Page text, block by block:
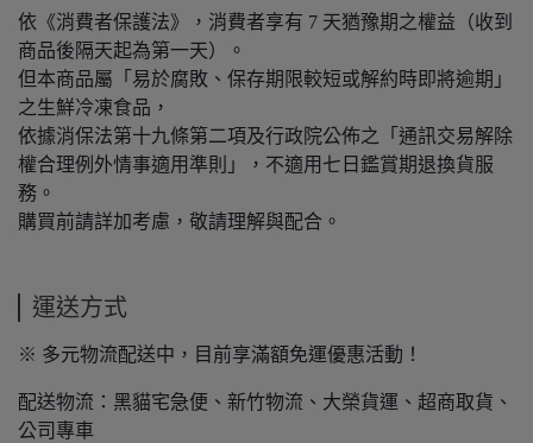
依《消費者保護法》，消費者享有 7 天猶豫期之權益（收到
商品後隔天起為第一天）。
但本商品屬「易於腐敗、保存期限較短或解約時即將逾期」
之生鮮冷凍食品，
依據消保法第十九條第二項及行政院公佈之「通訊交易解除
權合理例外情事適用準則」，不適用七日鑑賞期退換貨服
務。
購買前請詳加考慮，敬請理解與配合。
運送方式
※ 多元物流配送中，目前享滿額免運優惠活動！
配送物流：黑貓宅急便、新竹物流、大榮貨運、超商取貨、
公司專車